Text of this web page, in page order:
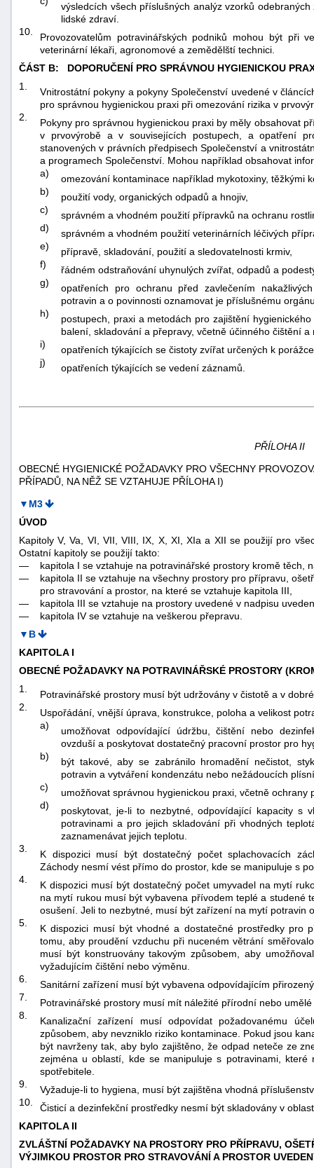
výsledcích všech příslušných analýz vzorků
lidské zdraví.
10.
Provozovatelům potravinářských podniků mohou být při
veterinární lékaři, agronomové a zemědělští technici.
ČÁST B: DOPORUČENÍ PRO SPRÁVNOU HYGIENICKOU
1.
Vnitrostátní pokyny a pokyny Společenství uvedené v
pro správnou hygienickou praxi při omezování rizika v
2.
Pokyny pro správnou hygienickou praxi by měly obsahovat
v prvovýrobě a v souvisejících postupech, a opatření
stanovených v právních předpisech Společenství a
a programech Společenství. Mohou například obsahovat
a)
omezování kontaminace například mykotoxiny, těžkými
b)
použití vody, organických odpadů a hnojiv,
c)
správném a vhodném použití přípravků na ochranu
d)
správném a vhodném použití veterinárních léčivých
e)
přípravě, skladování, použití a sledovatelnosti krmiv,
f)
řádném odstraňování uhynulých zvířat, odpadů a
g)
opatřeních pro ochranu před zavlečením
potravin a o povinnosti oznamovat je příslušnému
h)
postupech, praxi a metodách pro zajištění
balení, skladování a přepravy, včetně účinného čištění a
i)
opatřeních týkajících se čistoty zvířat určených k
j)
opatřeních týkajících se vedení záznamů.
PŘÍLOHA II
OBECNÉ HYGIENICKÉ POŽADAVKY PRO VŠECHNY
PŘÍPADŮ, NA NĚŽ SE VZTAHUJE PŘÍLOHA I)
▼M3
ÚVOD
Kapitoly V, Va, VI, VII, VIII, IX, X, XI, XIa a XII se použijí pro
Ostatní kapitoly se použijí takto:
—
kapitola I se vztahuje na potravinářské prostory kromě těch,
—
kapitola II se vztahuje na všechny prostory pro přípravu,
pro stravování a prostor, na které se vztahuje kapitola III,
—
kapitola III se vztahuje na prostory uvedené v nadpisu
—
kapitola IV se vztahuje na veškerou přepravu.
▼B
KAPITOLA I
OBECNÉ POŽADAVKY NA POTRAVINÁŘSKÉ PROSTORY
1.
Potravinářské prostory musí být udržovány v čistotě a v
2.
Uspořádání, vnější úprava, konstrukce, poloha a velikost
a)
umožňovat odpovídající údržbu, čištění nebo
ovzduší a poskytovat dostatečný pracovní prostor pro
b)
být takové, aby se zabránilo hromadění nečistot,
potravin a vytváření kondenzátu nebo nežádoucích
c)
umožňovat správnou hygienickou praxi, včetně
d)
poskytovat, je-li to nezbytné, odpovídající kapacity s
potravinami a pro jejich skladování při vhodných
zaznamenávat jejich teplotu.
3.
K dispozici musí být dostatečný počet splachovacích
Záchody nesmí vést přímo do prostor, kde se manipuluje s
4.
K dispozici musí být dostatečný počet umyvadel na mytí
na mytí rukou musí být vybavena přívodem teplé a studené
osušení. Jeli to nezbytné, musí být zařízení na mytí potravin
5.
K dispozici musí být vhodné a dostatečné prostředky pro
tomu, aby proudění vzduchu při nuceném větrání
musí být konstruovány takovým způsobem, aby
vyžadujícím čištění nebo výměnu.
6.
Sanitární zařízení musí být vybavena odpovídajícím
7.
Potravinářské prostory musí mít náležité přírodní nebo
8.
Kanalizační zařízení musí odpovídat požadovanému
způsobem, aby nevzniklo riziko kontaminace. Pokud jsou
být navrženy tak, aby bylo zajištěno, že odpad neteče ze
zejména u oblastí, kde se manipuluje s potravinami, které
spotřebitele.
9.
Vyžaduje-li to hygiena, musí být zajištěna vhodná
10.
Čisticí a dezinfekční prostředky nesmí být skladovány v
KAPITOLA II
ZVLÁŠTNÍ POŽADAVKY NA PROSTORY PRO PŘÍPRAVU,
VÝJIMKOU PROSTOR PRO STRAVOVÁNÍ A PROSTOR